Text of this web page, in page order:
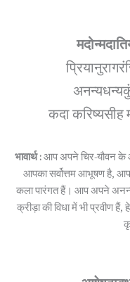
कदा
भावार्थ :आप अपने चिर-यौवन के
आपका सर्वोत्तम आभूषण है,
कला पारंगत हैं। आप अपने
क्रीड़ा की विधा में भी प्रवीण